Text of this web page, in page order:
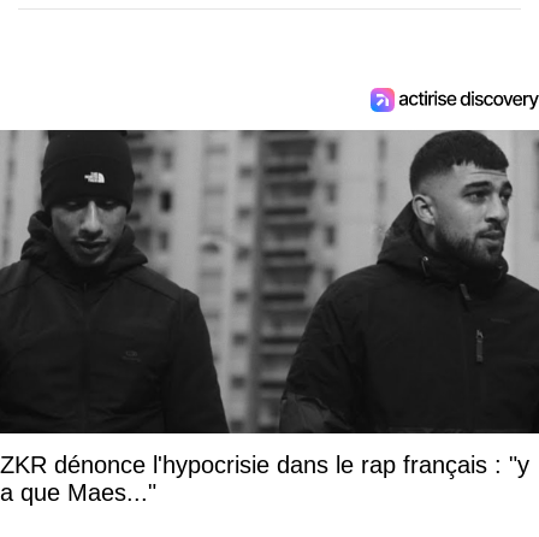
ZKR dénonce l'hypocrisie dans le rap français : "y
a que Maes..."